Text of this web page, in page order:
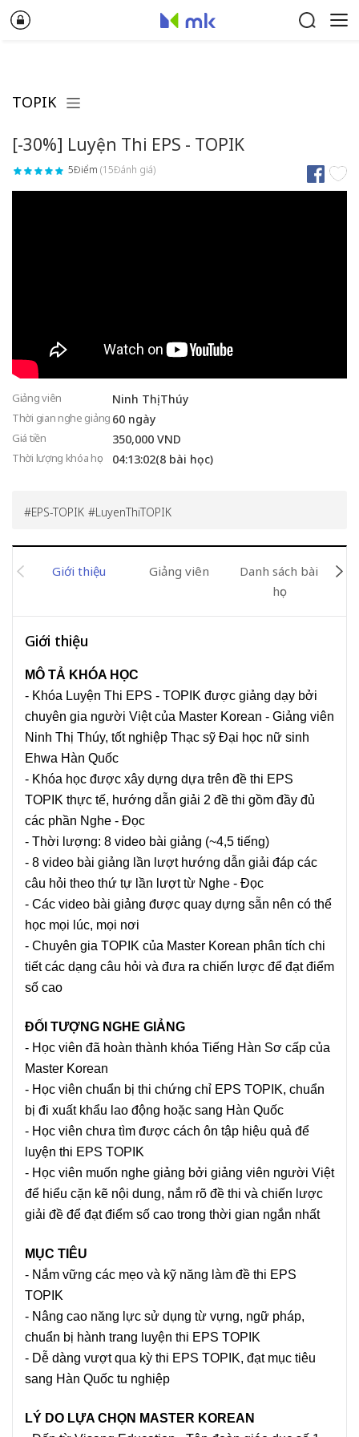
TOPIK
[-30%] Luyện Thi EPS - TOPIK
5Điểm (15Đánh giá)
Giảng viên Ninh Thị Thúy
Thời gian nghe giảng 60 ngày
Giá tiền 350,000 VND
Thời lượng khóa học 04:13:02(8 bài học)
EPS-TOPIK LuyenThiTOPIK
Giới thiệu Giảng viên
Danh sách bài
học
Giới thiệu
MÔ TẢ KHÓA HỌC
- Khóa Luyện Thi EPS - TOPIK được giảng dạy bởi
chuyên gia người Việt của Master Korean - Giảng viên
Ninh Thị Thúy, tốt nghiệp Thạc sỹ Đại học nữ sinh
Ehwa Hàn Quốc
- Khóa học được xây dựng dựa trên đề thi EPS
TOPIK thực tế, hướng dẫn giải 2 đề thi gồm đầy đủ
các phần Nghe - Đọc
- Thời lượng: 8 video bài giảng (~4,5 tiếng)
- 8 video bài giảng lần lượt hướng dẫn giải đáp các
câu hỏi theo thứ tự lần lượt từ Nghe - Đọc
- Các video bài giảng được quay dựng sẵn nên có thể
học mọi lúc, mọi nơi
- Chuyên gia TOPIK của Master Korean phân tích chi
tiết các dạng câu hỏi và đưa ra chiến lược để đạt điểm
số cao
ĐỐI TƯỢNG NGHE GIẢNG
- Học viên đã hoàn thành khóa Tiếng Hàn Sơ cấp của
Master Korean
- Học viên chuẩn bị thi chứng chỉ EPS TOPIK, chuẩn
bị đi xuất khẩu lao động hoặc sang Hàn Quốc
- Học viên chưa tìm được cách ôn tập hiệu quả để
luyện thi EPS TOPIK
- Học viên muốn nghe giảng bởi giảng viên người Việt
để hiểu cặn kẽ nội dung, nắm rõ đề thi và chiến lược
giải đề để đạt điểm số cao trong thời gian ngắn nhất
MỤC TIÊU
- Nắm vững các mẹo và kỹ năng làm đề thi EPS
TOPIK
- Nâng cao năng lực sử dụng từ vựng, ngữ pháp,
chuẩn bị hành trang luyện thi EPS TOPIK
- Dễ dàng vượt qua kỳ thi EPS TOPIK, đạt mục tiêu
sang Hàn Quốc tu nghiệp
LÝ DO LỰA CHỌN MASTER KOREAN